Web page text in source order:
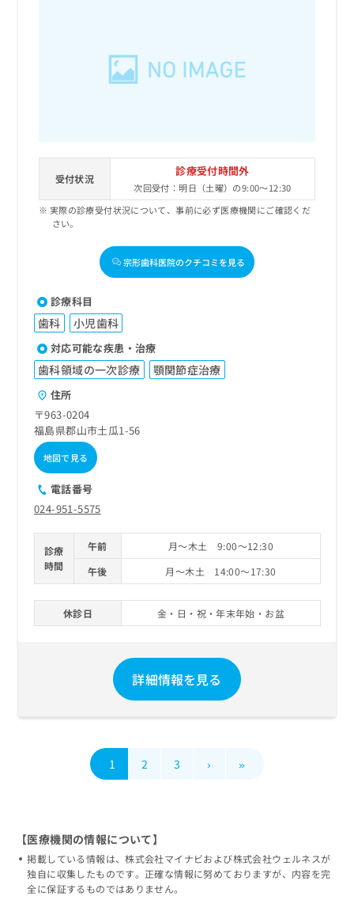
受付状況
診療受付時間外
次回受付：明日（土曜）の9:00～12:30
実際の診療受付状況について、事前に必ず医療機関にご確認くだ
さい。
宗形歯科医院のクチコミを見る
診療科目
歯科 小児歯科
対応可能な疾患・治療
歯科領域の一次診療 顎関節症治療
住所
〒963-0204
福島県郡山市土瓜1-56
地図で見る
電話番号
024-951-5575
診療
時間
午前
月～木土 9:00～12:30
午後
月～木土 14:00～17:30
休診日 金・日・祝・年末年始・お盆
詳細情報を見る
1 2 3 › »
【医療機関の情報について】
掲載している情報は、株式会社マイナビおよび株式会社ウェルネスが
独自に収集したものです。正確な情報に努めておりますが、内容を完
全に保証するものではありません。